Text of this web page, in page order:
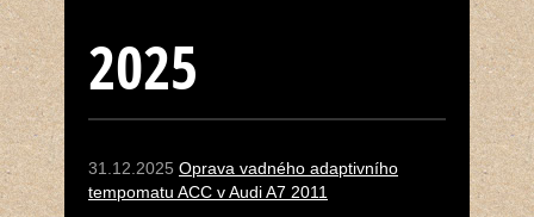
2025
31.12.2025 Oprava vadného adaptivního
tempomatu ACC v Audi A7 2011